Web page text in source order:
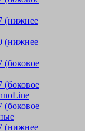
(нижнее
(нижнее
(боковое
(боковое
(боковое
(нижнее